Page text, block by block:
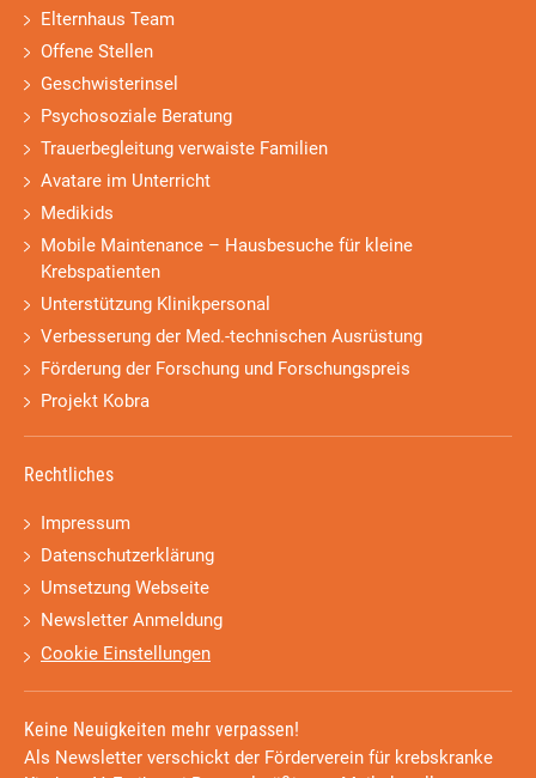
Elternhaus Team
Offene Stellen
Geschwisterinsel
Psychosoziale Beratung
Trauerbegleitung verwaiste Familien
Avatare im Unterricht
Medikids
Mobile Maintenance – Hausbesuche für kleine
Krebspatienten
Unterstützung Klinikpersonal
Verbesserung der Med.-technischen Ausrüstung
Förderung der Forschung und Forschungspreis
Projekt Kobra
Rechtliches
Impressum
Datenschutzerklärung
Umsetzung Webseite
Newsletter Anmeldung
Cookie Einstellungen
Keine Neuigkeiten mehr verpassen!
Als Newsletter verschickt der Förderverein für krebskranke